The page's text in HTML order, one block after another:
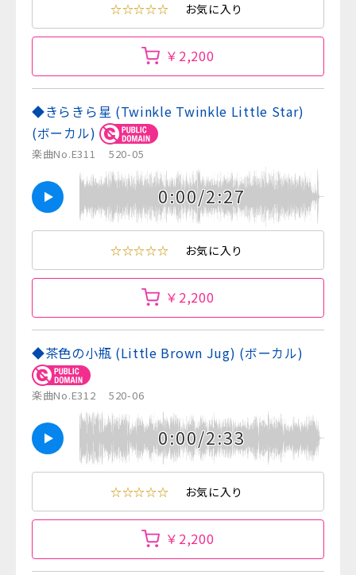
☆☆☆☆☆ お気に入り
￥2,200
◆きらきら星 (Twinkle Twinkle Little Star)
(ボーカル)
楽曲No.E311 520-05
0:00/2:27
☆☆☆☆☆ お気に入り
￥2,200
◆茶色の小瓶 (Little Brown Jug) (ボーカル)
楽曲No.E312 520-06
0:00/2:33
☆☆☆☆☆ お気に入り
￥2,200